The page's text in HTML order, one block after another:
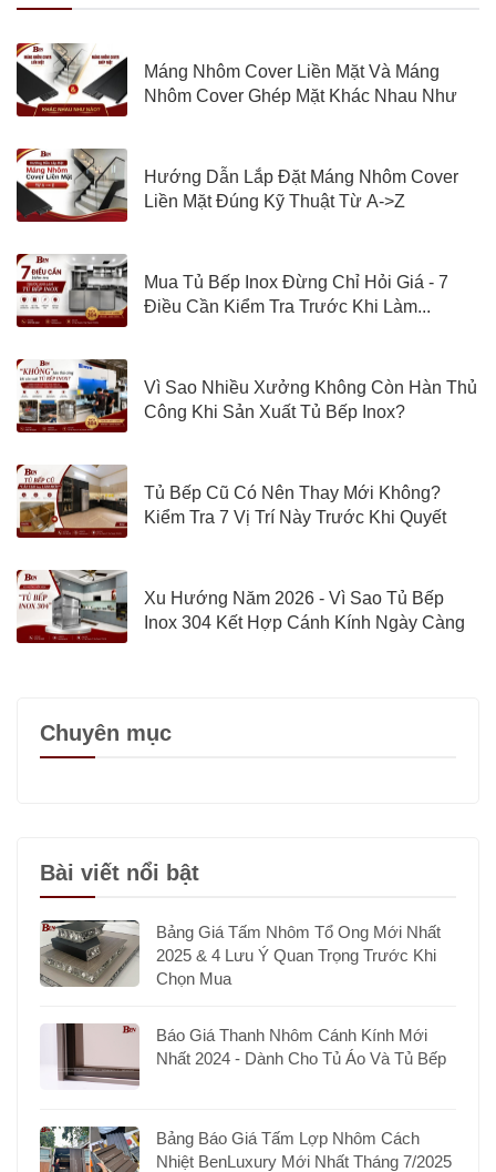
Máng Nhôm Cover Liền Mặt Và Máng
Nhôm Cover Ghép Mặt Khác Nhau Như
Hướng Dẫn Lắp Đặt Máng Nhôm Cover
Liền Mặt Đúng Kỹ Thuật Từ A->Z
Mua Tủ Bếp Inox Đừng Chỉ Hỏi Giá - 7
Điều Cần Kiểm Tra Trước Khi Làm...
Vì Sao Nhiều Xưởng Không Còn Hàn Thủ
Công Khi Sản Xuất Tủ Bếp Inox?
Tủ Bếp Cũ Có Nên Thay Mới Không?
Kiểm Tra 7 Vị Trí Này Trước Khi Quyết
Xu Hướng Năm 2026 - Vì Sao Tủ Bếp
Inox 304 Kết Hợp Cánh Kính Ngày Càng
Chuyên mục
Bài viết nổi bật
Bảng Giá Tấm Nhôm Tổ Ong Mới Nhất
2025 & 4 Lưu Ý Quan Trọng Trước Khi
Chọn Mua
Báo Giá Thanh Nhôm Cánh Kính Mới
Nhất 2024 - Dành Cho Tủ Áo Và Tủ Bếp
Bảng Báo Giá Tấm Lợp Nhôm Cách
Nhiệt BenLuxury Mới Nhất Tháng 7/2025